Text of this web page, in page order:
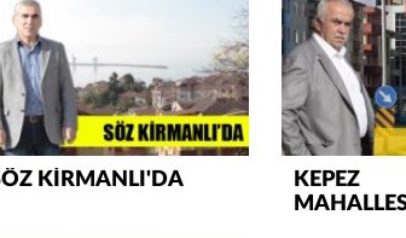
KİRMANLI'DA
KEPEZ
Valla tren kactj
elinizden ne
aleyhine
ettiniz.Sonuc ...
1950 türkiye
mdeni,kafa basi